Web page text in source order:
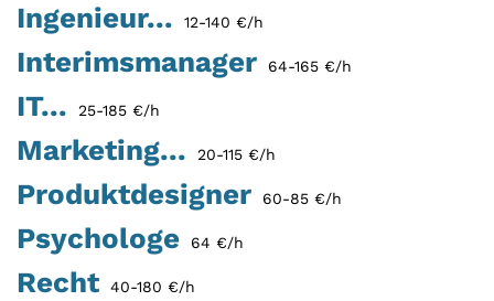
Ingenieur... 12-140 €/h
Interimsmanager 64-165 €/h
IT... 25-185 €/h
Marketing... 20-115 €/h
Produktdesigner 60-85 €/h
Psychologe 64 €/h
Recht 40-180 €/h